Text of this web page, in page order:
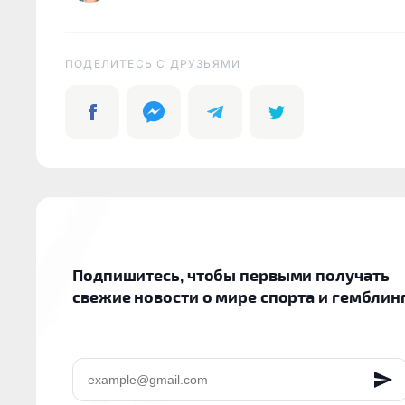
ПОДЕЛИТЕСЬ C ДРУЗЬЯМИ
Подпишитесь, чтобы первыми получать
свежие новости о мире спорта и